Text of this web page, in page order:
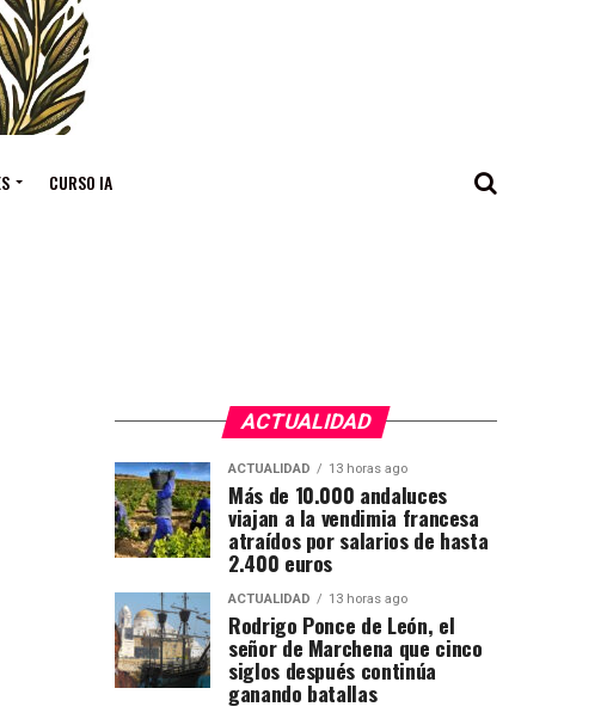
CURSO IA
ACTUALIDAD
ACTUALIDAD 13 horas ago
Más de 10.000 andaluces
viajan a la vendimia francesa
atraídos por salarios de hasta
2.400 euros
ACTUALIDAD 13 horas ago
Rodrigo Ponce de León, el
señor de Marchena que cinco
siglos después continúa
ganando batallas